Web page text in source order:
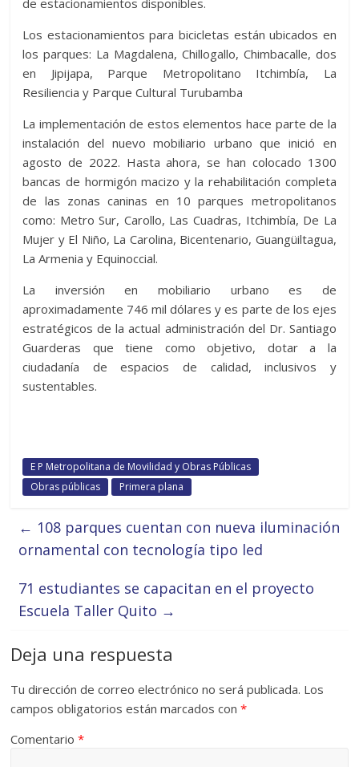
de estacionamientos disponibles.
Los estacionamientos para bicicletas están ubicados en
los parques: La Magdalena, Chillogallo, Chimbacalle, dos
en Jipijapa, Parque Metropolitano Itchimbía, La
Resiliencia y Parque Cultural Turubamba
La implementación de estos elementos hace parte de la
instalación del nuevo mobiliario urbano que inició en
agosto de 2022. Hasta ahora, se han colocado 1300
bancas de hormigón macizo y la rehabilitación completa
de las zonas caninas en 10 parques metropolitanos
como: Metro Sur, Carollo, Las Cuadras, Itchimbía, De La
Mujer y El Niño, La Carolina, Bicentenario, Guangüiltagua,
La Armenia y Equinoccial.
La inversión en mobiliario urbano es de
aproximadamente 746 mil dólares y es parte de los ejes
estratégicos de la actual administración del Dr. Santiago
Guarderas que tiene como objetivo, dotar a la
ciudadanía de espacios de calidad, inclusivos y
sustentables.
E P Metropolitana de Movilidad y Obras Públicas
Obras públicas
Primera plana
← 108 parques cuentan con nueva iluminación
ornamental con tecnología tipo led
71 estudiantes se capacitan en el proyecto
Escuela Taller Quito →
Deja una respuesta
Tu dirección de correo electrónico no será publicada. Los
campos obligatorios están marcados con*
Comentario*